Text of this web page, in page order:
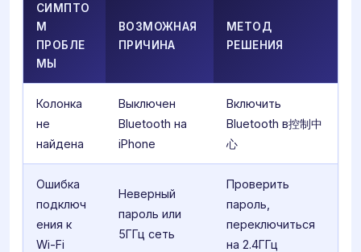
СИМПТО
М
ПРОБЛЕ
МЫ
ВОЗМОЖНАЯ
ПРИЧИНА
МЕТОД
РЕШЕНИЯ
Колонка
не
найдена
Выключен
Bluetooth на
iPhone
Включить
Bluetooth в控制中
心
Ошибка
подключ
ения к
Wi-Fi
Неверный
пароль или
5ГГц сеть
Проверить
пароль,
переключиться
на 2.4ГГц